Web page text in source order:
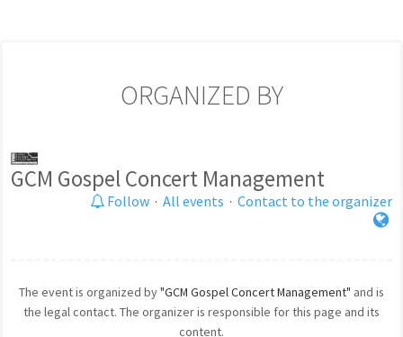
ORGANIZED BY
GCM Gospel Concert Management
Follow · All events · Contact to the organizer
The event is organized by"GCM Gospel Concert Management" and is
the legal contact. The organizer is responsible for this page and its
content.